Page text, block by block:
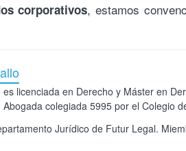
corporativos, estamos
licenciada en Derecho y Máster en
Abogada colegiada 5995 por el Colegio
Jurídico de Futur Legal.